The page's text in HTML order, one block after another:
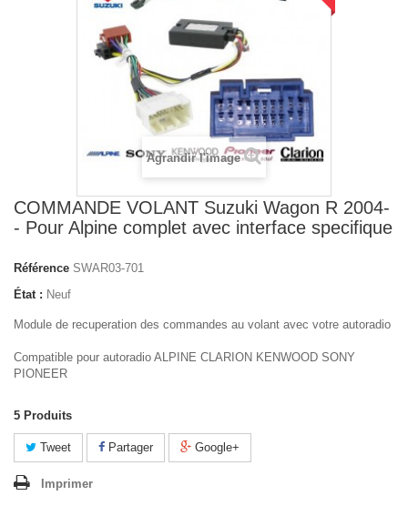
Agrandir l'image
COMMANDE VOLANT Suzuki Wagon R 2004-
- Pour Alpine complet avec interface specifique
Référence SWAR03-701
État : Neuf
Module de recuperation des commandes au volant avec votre autoradio
Compatible pour autoradio ALPINE CLARION KENWOOD SONY
PIONEER
5 Produits
Tweet Partager Google+
Imprimer